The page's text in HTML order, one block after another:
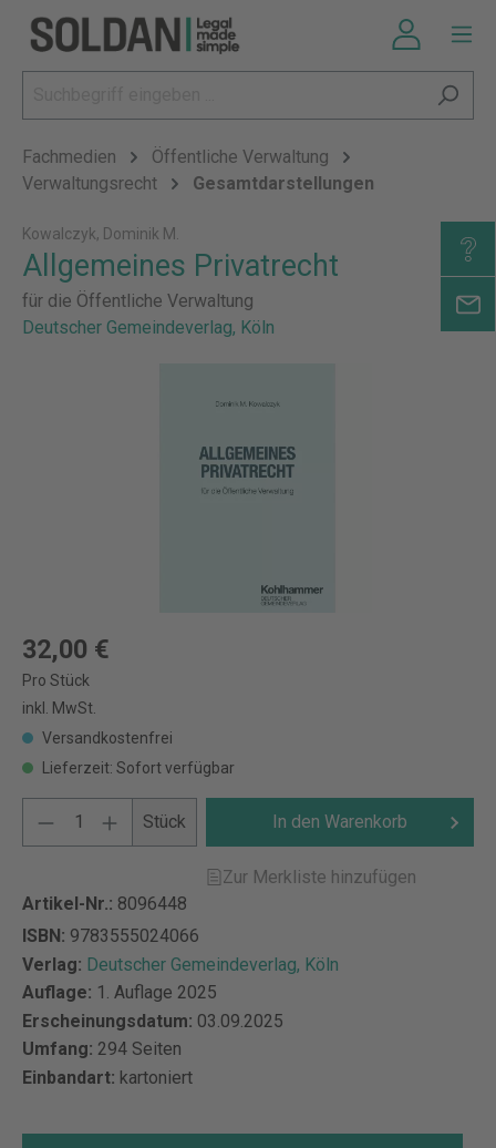
Fachmedien
Öffentliche Verwaltung
Verwaltungsrecht
Gesamtdarstellungen
Kowalczyk, Dominik M.
Allgemeines Privatrecht
für die Öffentliche Verwaltung
Deutscher Gemeindeverlag, Köln
32,00 €
Pro Stück
inkl. MwSt.
Versandkostenfrei
Lieferzeit: Sofort verfügbar
Stück In den Warenkorb
Zur Merkliste hinzufügen
Artikel-Nr.: 8096448
ISBN: 9783555024066
Verlag: Deutscher Gemeindeverlag, Köln
Auflage: 1. Auflage 2025
Erscheinungsdatum: 03.09.2025
Umfang: 294 Seiten
Einbandart: kartoniert